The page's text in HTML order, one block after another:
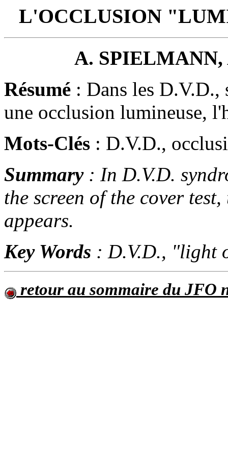
L'OCCLUSION
A.
Résumé : Dans les D.V.D.,
une occlusion lumineuse,
Mots-Clés : D.V.D.,
Summary: In D.V.D.
the screen of the cover
appears.
Key Words : D.V.D., "light
retour au sommaire du JFO